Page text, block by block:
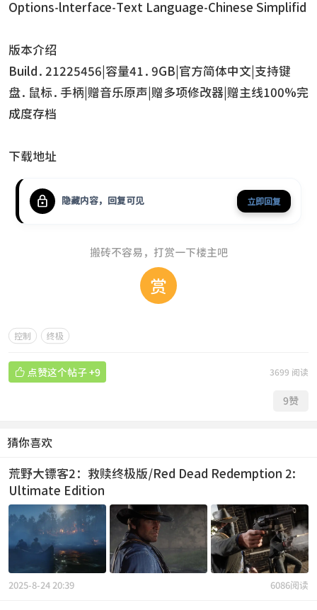
Options-lnterface-Text Language-Chinese Simplifid
版本介绍
Build.21225456|容量41.9GB|官方简体中文|支持键
盘.鼠标.手柄|赠音乐原声|赠多项修改器|赠主线100%完
成度存档
下载地址
隐藏内容，回复可见 立即回复
搬砖不容易，打赏一下楼主吧
赏
控制 终极
3699 阅读
 点赞这个帖子 +9
9赞
猜你喜欢
荒野大镖客2：救赎终极版/Red Dead Redemption 2:
Ultimate Edition
6086阅读
2025-8-24 20:39